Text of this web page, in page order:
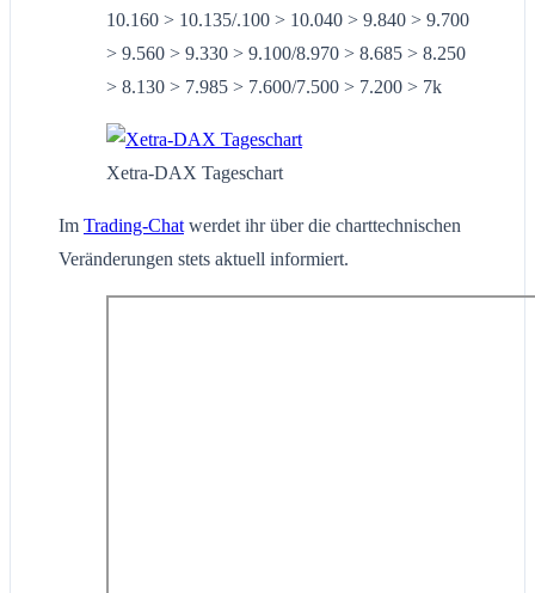
10.160 > 10.135/.100 > 10.040 > 9.840 > 9.700
> 9.560 > 9.330 > 9.100/8.970 > 8.685 > 8.250
> 8.130 > 7.985 > 7.600/7.500 > 7.200 > 7k
Xetra-DAX Tageschart
Im Trading-Chat werdet ihr über die charttechnischen
Veränderungen stets aktuell informiert.